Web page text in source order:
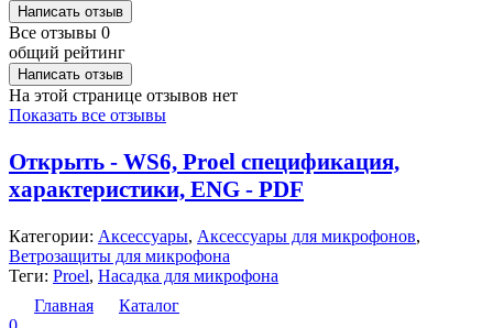
Написать отзыв
Все отзывы 0
общий рейтинг
Написать отзыв
На этой странице отзывов нет
Показать все отзывы
Открыть - WS6, Proel спецификация,
характеристики, ENG - PDF
Категории: Аксессуары, Аксессуары для микрофонов,
Ветрозащиты для микрофона
Теги: Proel, Насадка для микрофона
Главная
Каталог